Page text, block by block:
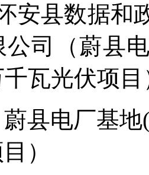
安县数据和
公司（蔚县
瓦光伏项
县电厂基
）